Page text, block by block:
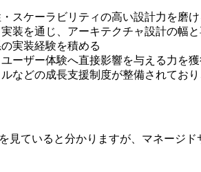
スケーラビリティの高い設計力を磨け
装を通じ、アーキテクチャ設計の幅
実装経験を積める
ーザー体験へ直接影響を与える力を
などの成長支援制度が整備されてお
ていると分かりますが、マネージ